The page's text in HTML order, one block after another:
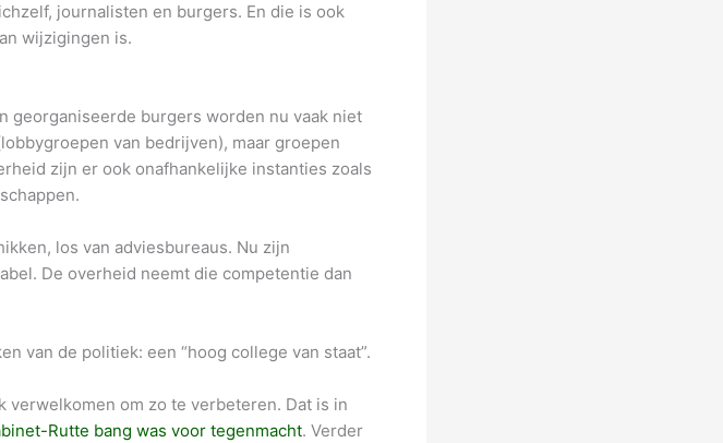
journalisten en burgers. En die is ook
wijzigingen is.
georganiseerde burgers worden nu vaak niet
van bedrijven), maar groepen
zijn er ook onafhankelijke instanties zoals
los van adviesbureaus. Nu zijn
De overheid neemt die competentie dan
van de politiek: een “hoog college van staat”.
om zo te verbeteren. Dat is in
Rutte bang was voor tegenmacht. Verder